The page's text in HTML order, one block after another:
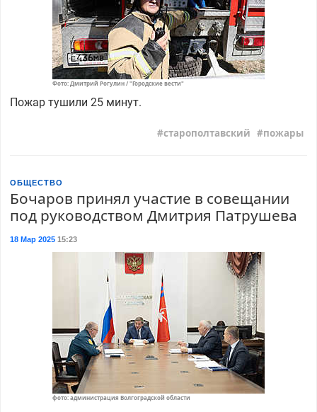
Фото: Дмитрий Рогулин / "Городские вести"
Пожар тушили 25 минут.
старополтавский пожары
ОБЩЕСТВО
Бочаров принял участие в совещании
под руководством Дмитрия Патрушева
18 Мар 202515:23
фото: администрация Волгоградской области